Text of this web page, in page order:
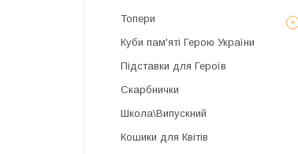
Топери
Куби пам'яті Герою України
Підставки для Героїв
Скарбнички
Школа\Випускний
Кошики для Квітів